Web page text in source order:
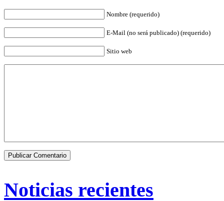
Nombre (requerido)
E-Mail (no será publicado) (requerido)
Sitio web
Noticias recientes